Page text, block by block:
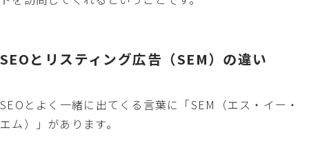
SEOとリスティング広告（SEM）の違い
SEOとよく一緒に出てくる言葉に「SEM（エス・イー・
エム）」があります。